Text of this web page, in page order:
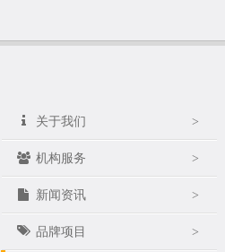
关于我们 >
机构服务 >
新闻资讯 >
品牌项目 >